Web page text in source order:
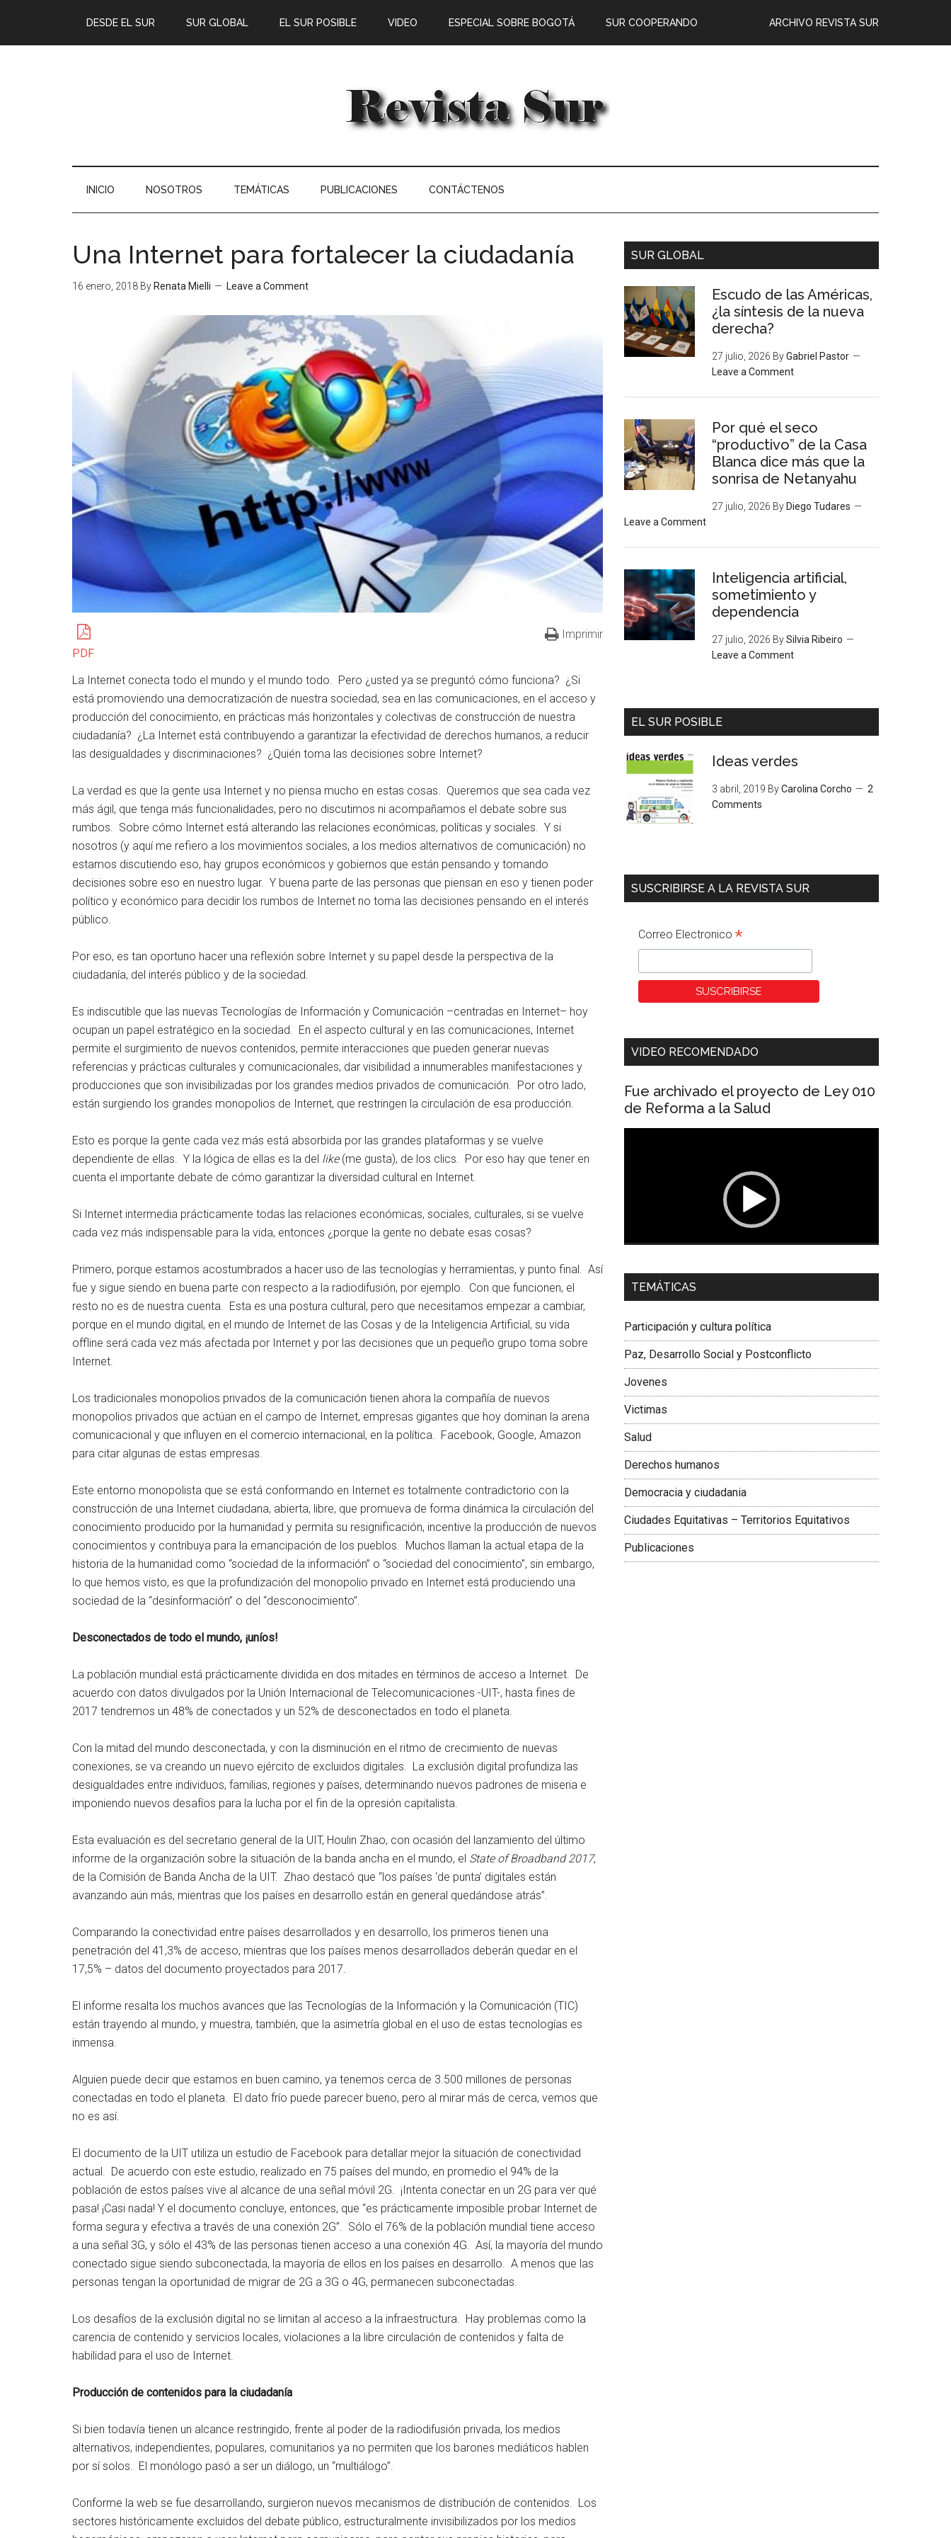
DESDE EL SUR SUR GLOBAL EL SUR POSIBLE ARCHIVO REVISTA SUR
VIDEO ESPECIAL SOBRE BOGOTÁ SUR COOPERANDO
INICIO NOSOTROS TEMÁTICAS PUBLICACIONES CONTÁCTENOS
Una Internet para fortalecer la ciudadanía
16 enero, 2018 By Renata Mielli Leave a Comment
PDF
Imprimir
La Internet conecta todo el mundo y el mundo todo. Pero ¿usted ya se preguntó cómo funciona? ¿Si
está promoviendo una democratización de nuestra sociedad, sea en las comunicaciones, en el acceso y
producción del conocimiento, en prácticas más horizontales y colectivas de construcción de nuestra
ciudadanía? ¿La Internet está contribuyendo a garantizar la efectividad de derechos humanos, a reducir
las desigualdades y discriminaciones? ¿Quién toma las decisiones sobre Internet?
La verdad es que la gente usa Internet y no piensa mucho en estas cosas. Queremos que sea cada vez
más ágil, que tenga más funcionalidades, pero no discutimos ni acompañamos el debate sobre sus
rumbos. Sobre cómo Internet está alterando las relaciones económicas, políticas y sociales. Y si
nosotros (y aquí me refiero a los movimientos sociales, a los medios alternativos de comunicación) no
estamos discutiendo eso, hay grupos económicos y gobiernos que están pensando y tomando
decisiones sobre eso en nuestro lugar. Y buena parte de las personas que piensan en eso y tienen poder
político y económico para decidir los rumbos de Internet no toma las decisiones pensando en el interés
público.
Por eso, es tan oportuno hacer una reflexión sobre Internet y su papel desde la perspectiva de la
ciudadanía, del interés público y de la sociedad.
Es indiscutible que las nuevas Tecnologías de Información y Comunicación –centradas en Internet– hoy
ocupan un papel estratégico en la sociedad. En el aspecto cultural y en las comunicaciones, Internet
permite el surgimiento de nuevos contenidos, permite interacciones que pueden generar nuevas
referencias y prácticas culturales y comunicacionales, dar visibilidad a innumerables manifestaciones y
producciones que son invisibilizadas por los grandes medios privados de comunicación. Por otro lado,
están surgiendo los grandes monopolios de Internet, que restringen la circulación de esa producción.
Esto es porque la gente cada vez más está absorbida por las grandes plataformas y se vuelve
dependiente de ellas. Y la lógica de ellas es la del like (me gusta), de los clics. Por eso hay que tener en
cuenta el importante debate de cómo garantizar la diversidad cultural en Internet.
Si Internet intermedia prácticamente todas las relaciones económicas, sociales, culturales, si se vuelve
cada vez más indispensable para la vida, entonces ¿porque la gente no debate esas cosas?
Primero, porque estamos acostumbrados a hacer uso de las tecnologías y herramientas, y punto final. Así
fue y sigue siendo en buena parte con respecto a la radiodifusión, por ejemplo. Con que funcionen, el
resto no es de nuestra cuenta. Esta es una postura cultural, pero que necesitamos empezar a cambiar,
porque en el mundo digital, en el mundo de Internet de las Cosas y de la Inteligencia Artificial, su vida
offline será cada vez más afectada por Internet y por las decisiones que un pequeño grupo toma sobre
Internet.
Los tradicionales monopolios privados de la comunicación tienen ahora la compañía de nuevos
monopolios privados que actúan en el campo de Internet, empresas gigantes que hoy dominan la arena
comunicacional y que influyen en el comercio internacional, en la política. Facebook, Google, Amazon
para citar algunas de estas empresas.
Este entorno monopolista que se está conformando en Internet es totalmente contradictorio con la
construcción de una Internet ciudadana, abierta, libre, que promueva de forma dinámica la circulación del
conocimiento producido por la humanidad y permita su resignificación, incentive la producción de nuevos
conocimientos y contribuya para la emancipación de los pueblos. Muchos llaman la actual etapa de la
historia de la humanidad como “sociedad de la información” o “sociedad del conocimiento”, sin embargo,
lo que hemos visto, es que la profundización del monopolio privado en Internet está produciendo una
sociedad de la “desinformación” o del “desconocimiento”.
Desconectados de todo el mundo, ¡uníos!
La población mundial está prácticamente dividida en dos mitades en términos de acceso a Internet. De
acuerdo con datos divulgados por la Unión Internacional de Telecomunicaciones -UIT-, hasta fines de
2017 tendremos un 48% de conectados y un 52% de desconectados en todo el planeta.
Con la mitad del mundo desconectada, y con la disminución en el ritmo de crecimiento de nuevas
conexiones, se va creando un nuevo ejército de excluidos digitales. La exclusión digital profundiza las
desigualdades entre individuos, familias, regiones y países, determinando nuevos padrones de miseria e
imponiendo nuevos desafíos para la lucha por el fin de la opresión capitalista.
Esta evaluación es del secretario general de la UIT, Houlin Zhao, con ocasión del lanzamiento del último
informe de la organización sobre la situación de la banda ancha en el mundo, el State of Broadband 2017,
de la Comisión de Banda Ancha de la UIT. Zhao destacó que “los países ‘de punta’ digitales están
avanzando aún más, mientras que los países en desarrollo están en general quedándose atrás”.
Comparando la conectividad entre países desarrollados y en desarrollo, los primeros tienen una
penetración del 41,3% de acceso, mientras que los países menos desarrollados deberán quedar en el
17,5% – datos del documento proyectados para 2017.
El informe resalta los muchos avances que las Tecnologías de la Información y la Comunicación (TIC)
están trayendo al mundo, y muestra, también, que la asimetría global en el uso de estas tecnologías es
inmensa.
Alguien puede decir que estamos en buen camino, ya tenemos cerca de 3.500 millones de personas
conectadas en todo el planeta. El dato frío puede parecer bueno, pero al mirar más de cerca, vemos que
no es así.
El documento de la UIT utiliza un estudio de Facebook para detallar mejor la situación de conectividad
actual. De acuerdo con este estudio, realizado en 75 países del mundo, en promedio el 94% de la
población de estos países vive al alcance de una señal móvil 2G. ¡Intenta conectar en un 2G para ver qué
pasa! ¡Casi nada! Y el documento concluye, entonces, que “es prácticamente imposible probar Internet de
forma segura y efectiva a través de una conexión 2G”. Sólo el 76% de la población mundial tiene acceso
a una señal 3G, y sólo el 43% de las personas tienen acceso a una conexión 4G. Así, la mayoría del mundo
conectado sigue siendo subconectada, la mayoría de ellos en los países en desarrollo. A menos que las
personas tengan la oportunidad de migrar de 2G a 3G o 4G, permanecen subconectadas.
Los desafíos de la exclusión digital no se limitan al acceso a la infraestructura. Hay problemas como la
carencia de contenido y servicios locales, violaciones a la libre circulación de contenidos y falta de
habilidad para el uso de Internet.
Producción de contenidos para la ciudadanía
Si bien todavía tienen un alcance restringido, frente al poder de la radiodifusión privada, los medios
alternativos, independientes, populares, comunitarios ya no permiten que los barones mediáticos hablen
por sí solos. El monólogo pasó a ser un diálogo, un “multiálogo”.
Conforme la web se fue desarrollando, surgieron nuevos mecanismos de distribución de contenidos. Los
sectores históricamente excluidos del debate público, estructuralmente invisibilizados por los medios
SUR GLOBAL
Escudo de las Américas,
¿la síntesis de la nueva
derecha?
27 julio, 2026 ByGabriel Pastor
Leave a Comment
Por qué el seco
“productivo” de la Casa
Blanca dice más que la
sonrisa de Netanyahu
27 julio, 2026 By Diego Tudares
Leave a Comment
Inteligencia artificial,
sometimiento y
dependencia
27 julio, 2026 BySilvia Ribeiro
Leave a Comment
EL SUR POSIBLE
Ideas verdes
3 abril, 2019 ByCarolina Corcho
2
Comments
SUSCRIBIRSE A LA REVISTA SUR
Correo Electronico *
VIDEO RECOMENDADO
Fue archivado el proyecto de Ley 010
de Reforma a la Salud
Dra. Carolina Corcho Mejía,
Latinoamericana Sur, Vicepresidenta Federación
TEMÁTICAS
Participación y cultura política
Paz, Desarrollo Social y Postconflicto
Jovenes
Victimas
Salud
Derechos humanos
Democracia y ciudadania
Ciudades Equitativas – Territorios Equitativos
Publicaciones